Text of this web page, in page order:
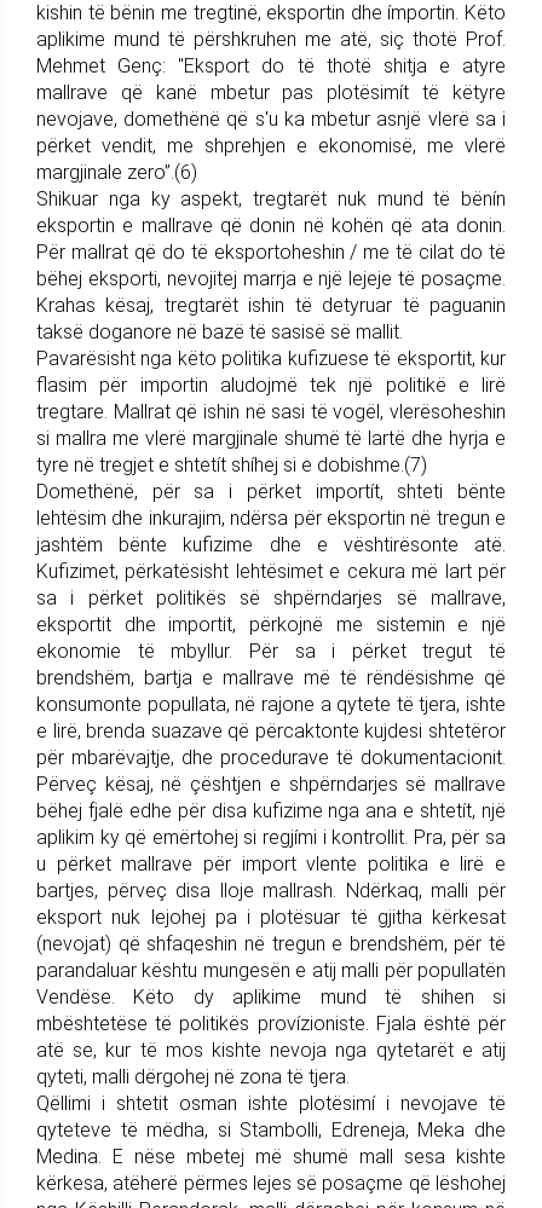
kishin të bënin me tregtinë, eksportin dhe ímportin. Këto
aplikime mund të përshkruhen me atë, siç thotë Prof.
Mehmet Genç: "Eksport do të thotë shitja e atyre
mallrave që kanë mbetur pas plotësimít të këtyre
nevojave, domethënë që s'u ka mbetur asnjë vlerë sa i
përket vendit, me shprehjen e ekonomisë, me vlerë
margjinale zero”.(6)
Shikuar nga ky aspekt, tregtarët nuk mund të bënín
eksportin e mallrave që donin në kohën që ata donin.
Për mallrat që do të eksportoheshin / me të cilat do të
bëhej eksporti, nevojitej marrja e një lejeje të posaçme.
Krahas kësaj, tregtarët ishin të detyruar të paguanin
taksë doganore në bazë të sasisë së mallit.
Pavarësisht nga këto politika kufizuese të eksportit, kur
flasim për importin aludojmë tek një politikë e lirë
tregtare. Mallrat që ishin në sasi të vogël, vlerësoheshin
si mallra me vlerë margjinale shumë të lartë dhe hyrja e
tyre në tregjet e shtetít shíhej si e dobishme.(7)
Domethënë, për sa i përket importít, shteti bënte
lehtësim dhe inkurajim, ndërsa për eksportin në tregun e
jashtëm bënte kufizime dhe e vështirësonte atë.
Kufizimet, përkatësisht lehtësimet e cekura më lart për
sa i përket politikës së shpërndarjes së mallrave,
eksportit dhe importit, përkojnë me sistemin e një
ekonomie të mbyllur. Për sa i përket tregut të
brendshëm, bartja e mallrave më të rëndësishme që
konsumonte popullata, në rajone a qytete të tjera, ishte
e lirë, brenda suazave që përcaktonte kujdesi shtetëror
për mbarëvajtje, dhe procedurave të dokumentacionit.
Përveç kësaj, në çështjen e shpërndarjes së mallrave
bëhej fjalë edhe për disa kufizime nga ana e shtetít, një
aplikim ky që emërtohej si regjími i kontrollit. Pra, për sa
u përket mallrave për import vlente politika e lirë e
bartjes, përveç disa lloje mallrash. Ndërkaq, malli për
eksport nuk lejohej pa i plotësuar të gjitha kërkesat
(nevojat) që shfaqeshin në tregun e brendshëm, për të
parandaluar kështu mungesën e atij malli për popullatën
Vendëse. Këto dy aplikime mund të shihen si
mbështetëse të politikës provízioniste. Fjala është për
atë se, kur të mos kishte nevoja nga qytetarët e atij
qyteti, malli dërgohej në zona të tjera.
Qëllimi i shtetit osman ishte plotësimí i nevojave të
qyteteve të mëdha, si Stambolli, Edreneja, Meka dhe
Medina. E nëse mbetej më shumë mall sesa kishte
kërkesa, atëherë përmes lejes së posaçme që lëshohej